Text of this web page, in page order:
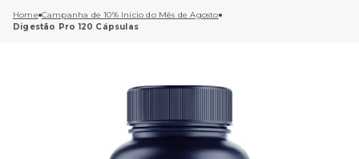
Home Campanha de 10% Inicio do Mês de Agosto
Digestão Pro 120 Cápsulas